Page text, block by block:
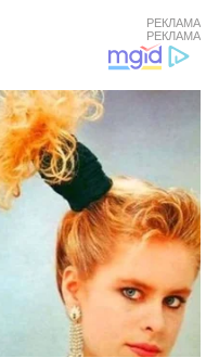
РЕКЛАМА
РЕКЛАМА